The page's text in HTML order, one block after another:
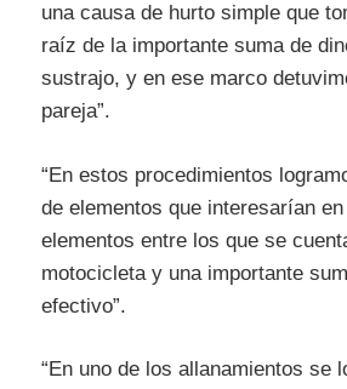
una causa de hurto simple que
raíz de la importante suma de
sustrajo, y en ese marco
pareja”.
“En estos procedimientos
de elementos que interesarían
elementos entre los que se
motocicleta y una importante
efectivo”.
“En uno de los allanamientos se